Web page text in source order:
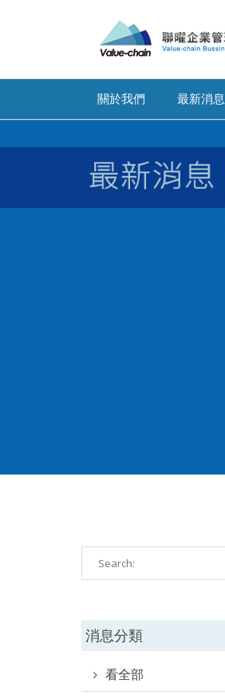
關於我們 最新消息
消息分類
看全部